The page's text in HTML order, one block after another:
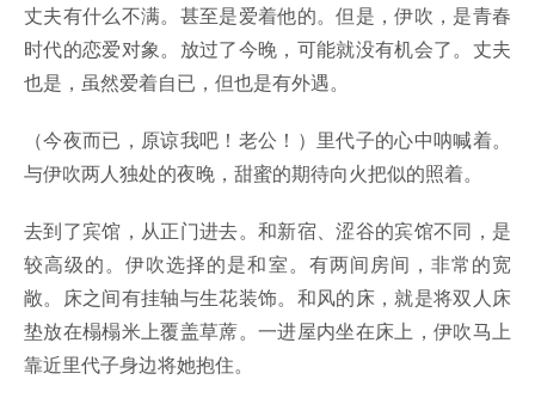
丈夫有什么不满。甚至是爱着他的。但是，伊吹，是青春
时代的恋爱对象。放过了今晚，可能就没有机会了。丈夫
也是，虽然爱着自已，但也是有外遇。
（今夜而已，原谅我吧！老公！）里代子的心中呐喊着。
与伊吹两人独处的夜晚，甜蜜的期待向火把似的照着。
去到了宾馆，从正门进去。和新宿、涩谷的宾馆不同，是
较高级的。伊吹选择的是和室。有两间房间，非常的宽
敞。床之间有挂轴与生花装饰。和风的床，就是将双人床
垫放在榻榻米上覆盖草蓆。一进屋内坐在床上，伊吹马上
靠近里代子身边将她抱住。